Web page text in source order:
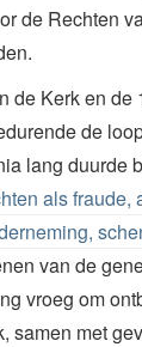
de Rechten
de Kerk en de
de
lang duurde
als fraude,
van de
vroeg om
samen met